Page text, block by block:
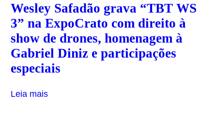
Wesley Safadão grava “TBT WS
3” na ExpoCrato com direito à
show de drones, homenagem à
Gabriel Diniz e participações
especiais
Leia mais